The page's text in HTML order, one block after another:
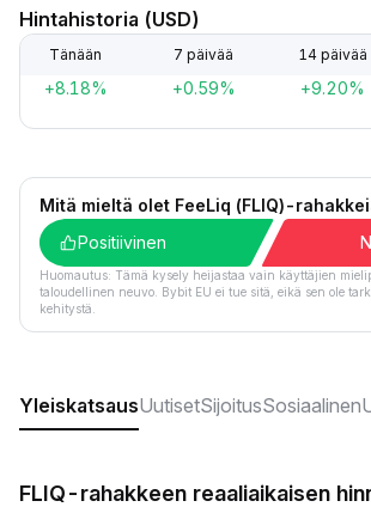
Hintahistoria (USD)
Tänään 7 päivää 14 päivää
+8.18% +0.59% +9.20%
Mitä mieltä olet FeeLiq (FLIQ)-
Positiivinen
Huomautus: Tämä kysely heijastaa vain käyttäjien
taloudellinen neuvo. Bybit EU ei tue sitä, eikä sen ole
kehitystä.
YleiskatsausUutisetSijoitusSosiaalinen
FLIQ-rahakkeen reaaliaikaisen